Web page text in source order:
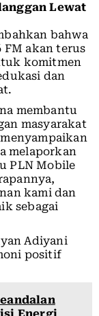
Lewat
bahwa
FM akan terus
komitmen
dan
membantu
masyarakat
melaporkan
PLN Mobile
kami dan
sebagai
Adiyani
positif